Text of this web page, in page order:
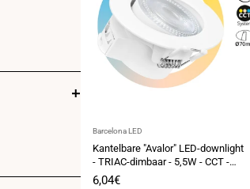
Leverancier:
Barcelona LED
Kantelbare "Avalor" LED-downlight
- TRIAC-dimbaar - 5,5W - CCT -
Inbouwdiameter Ø 70mm - IP44
Verkoopprijs
6,04€